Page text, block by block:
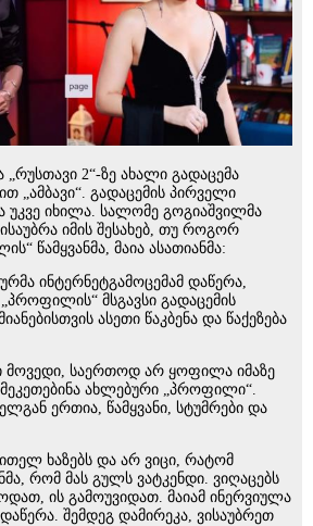
2“-ზე ახალი გადაცემა
„ამბავი“. გადაცემის პირველი
უკვე იხილა. სალომე გოგიაშვილმა
იმის შესახებ, თუ როგორ
წამყვანმა, მაია ასათიანმა:
ინტერნეტგამოცემამ დაწერა,
მსგავსი გადაცემის
ასეთი წაკბენა და წაქეზება
მოვედი, საერთოდ არ ყოფილა იმაზე
ახლებური „პროფილი“.
ერთია, წამყვანი, სტუმრები და
ხაზებს და არ ვიცი, რატომ
რომ მას გულს ვატკენდი. ვიღაცებს
ის გამოუვიდათ. მაიამ ინერვიულა
შემდეგ დამირეკა, ვისაუბრეთ